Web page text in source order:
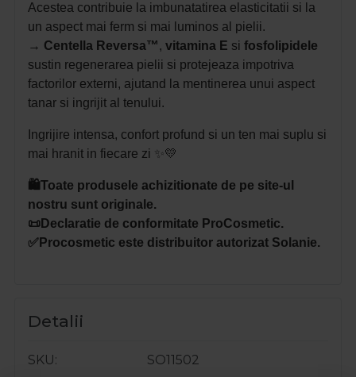
Acestea contribuie la imbunatatirea elasticitatii si la
un aspect mai ferm si mai luminos al pielii.
→ Centella Reversa™, vitamina E si fosfolipidele
sustin regenerarea pielii si protejeaza impotriva
factorilor externi, ajutand la mentinerea unui aspect
tanar si ingrijit al tenului.
Ingrijire intensa, confort profund si un ten mai suplu si
mai hranit in fiecare zi ✨💛
🛍️Toate produsele achizitionate de pe site-ul
nostru sunt originale.
📜Declaratie de conformitate ProCosmetic.
✅Procosmetic este distribuitor autorizat Solanie.
Detalii
SKU SO11502